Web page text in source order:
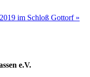
im Schloß Gottorf »
e.V.